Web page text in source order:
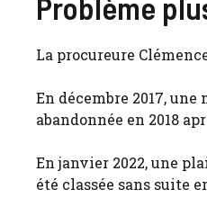
La procureure
En décembre 2017,
abandonnée en 2018
En janvier 2022, une
été classée sans suite